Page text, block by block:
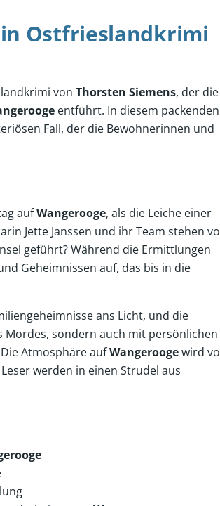
Ostfrieslandkrimi
von Thorsten Siemens, der die
entführt. In diesem packenden
Fall, der die Bewohnerinnen und
aufWangerooge, als die Leiche einer
Jette Janssen und ihr Team stehen
geführt? Während die Ermittlungen
Geheimnissen auf, das bis in die
ans Licht, und die
sondern auch mit persönlichen
Atmosphäre aufWangeroogewird
werden in einen Strudel aus